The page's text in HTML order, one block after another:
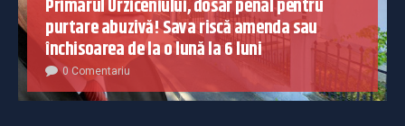
Primarul Urziceniului, dosar penal pentru
purtare abuzivă! Sava riscă amenda sau
închisoarea de la o lună la 6 luni
0 Comentariu